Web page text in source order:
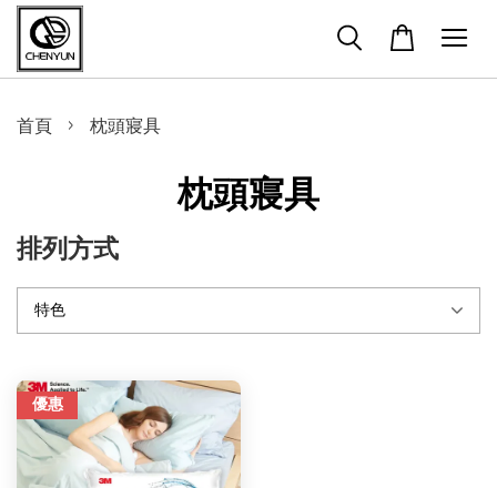
首頁 › 枕頭寢具
枕頭寢具
排列方式
優惠